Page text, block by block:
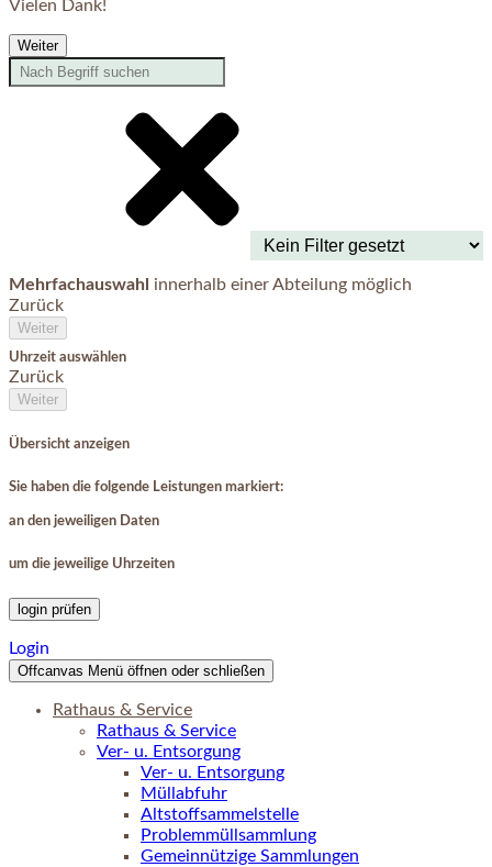
Vielen Dank!
Weiter
Mehrfachauswahl innerhalb einer Abteilung möglich
Zurück
Weiter
Uhrzeit auswählen
Zurück
Weiter
Übersicht anzeigen
Sie haben die folgende Leistungen markiert:
an den jeweiligen Daten
um die jeweilige Uhrzeiten
login prüfen
Login
Offcanvas Menü öffnen oder schließen
Rathaus & Service
Rathaus & Service
Ver- u. Entsorgung
Ver- u. Entsorgung
Müllabfuhr
Altstoffsammelstelle
Problemmüllsammlung
Gemeinnützige Sammlungen